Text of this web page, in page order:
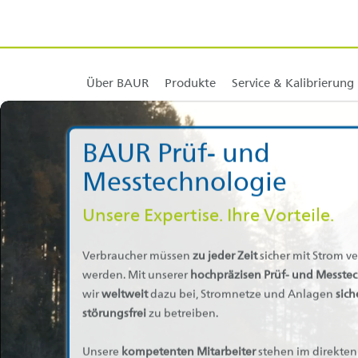
Zum Inhalt springen [AK + 0]
Zum Hauptmenü springen [AK + 1]
Zum Widget-Menü rechts springen [AK + 2]
Zum Footer-Menü unten (angedockt an Browserrand) springen [AK
Zu den Inhalten im Fußbereich springen [AK + 4]
Über BAUR Produkte
Kabelfehlerortung Kabelprüfung und
Service & Kalibrierung
Technischer Support Kalibrierung & Justage
BAUR Europa
BAUR Deutschland
BAUR Asien BAUR Naher
BAUR Prüf- und
Messtechnologie
Unsere Expertise. Ihre Vorteile.
Verbraucher müssen zu jeder Zeitsicher mit Strom
werden. Mit unserer hochpräzisen Prüf- und
wir weltweitdazu bei, Stromnetze und Anlagen
störungsfrei zu betreiben.
Unsere kompetenten Mitarbeiterstehen im direkten